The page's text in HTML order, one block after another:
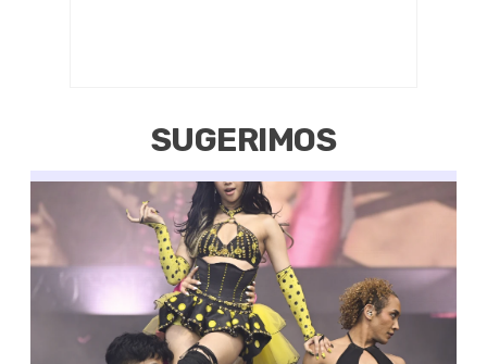
SUGERIMOS